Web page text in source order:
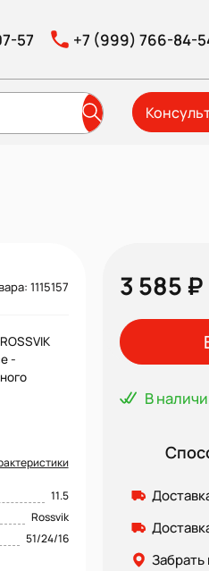
57 +7 (999) 766-84-
1115157
-
11.5
Rossvik
51/24/16
3 585 ₽
В
Забрать